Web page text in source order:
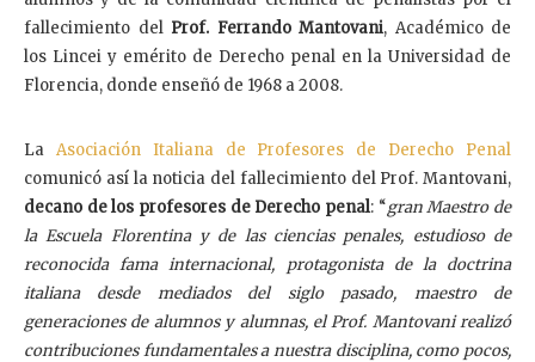
fallecimiento del Prof. Ferrando Mantovani, Académico de
los Lincei y emérito de Derecho penal en la Universidad de
Florencia, donde enseñó de 1968 a 2008.
La Asociación Italiana de Profesores de Derecho Penal
comunicó así la noticia del fallecimiento del Prof. Mantovani,
decano de los profesores de Derecho penal: “gran Maestro de
la Escuela Florentina y de las ciencias penales, estudioso de
reconocida fama internacional, protagonista de la doctrina
italiana desde mediados del siglo pasado, maestro de
generaciones de alumnos y alumnas, el Prof. Mantovani realizó
contribuciones fundamentales a nuestra disciplina, como pocos,